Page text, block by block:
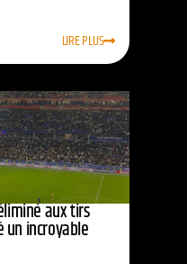
LIRE PLUS
aux tirs
un incroyable